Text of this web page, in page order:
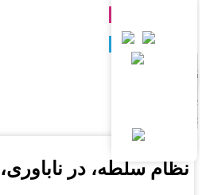
توییتر
نظام سلطه، در